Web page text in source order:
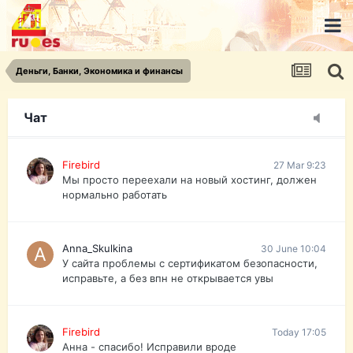
Деньги, Банки, Экономика и финансы
Чат
urist.dokument@gmail.com
https://pasport-ua.com/
Телеграмм @uristpassua
Firebird
Друзья - из России без VPN сайт и форум
Firebird 27 Mar 9:23
Мы просто переехали на новый хостинг, должен
нормально работать
Anna_Skulkina 30 June 10:04
У сайта проблемы с сертификатом безопасности,
исправьте, а без впн не открывается увы
Firebird Today 17:05
Анна - спасибо! Исправили вроде